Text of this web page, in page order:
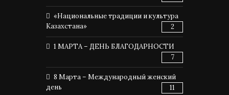
«Национальные традиции и культура
Казахстана»
2
1 МАРТА – ДЕНЬ БЛАГОДАРНОСТИ
7
8 Марта – Международный женский
день
11